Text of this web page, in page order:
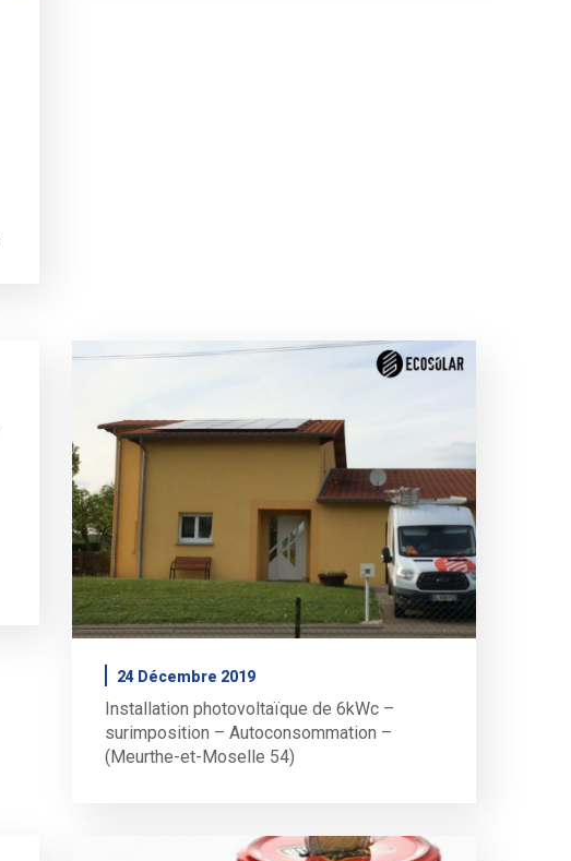
24 Décembre 2019
Installation photovoltaïque de 6kWc –
surimposition – Autoconsommation –
(Meurthe-et-Moselle 54)